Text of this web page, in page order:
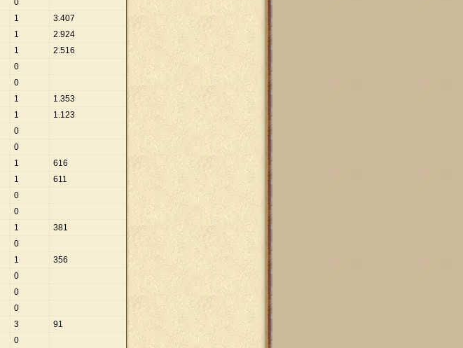
0
1 3.407
1 2.924
1 2.516
0
0
1 1.353
1 1.123
0
0
1
616
1
611
0
0
1
381
0
1
356
0
0
0
3
91
0